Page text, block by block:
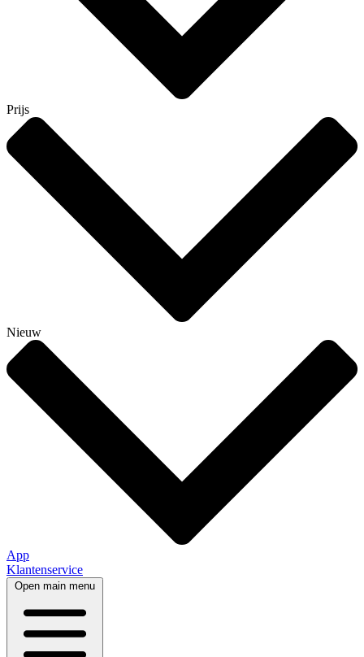
Prijs
Nieuw
App
Klantenservice
Open main menu